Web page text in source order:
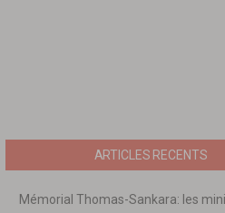
ARTICLES RECENTS
Mémorial Thomas-Sankara: les